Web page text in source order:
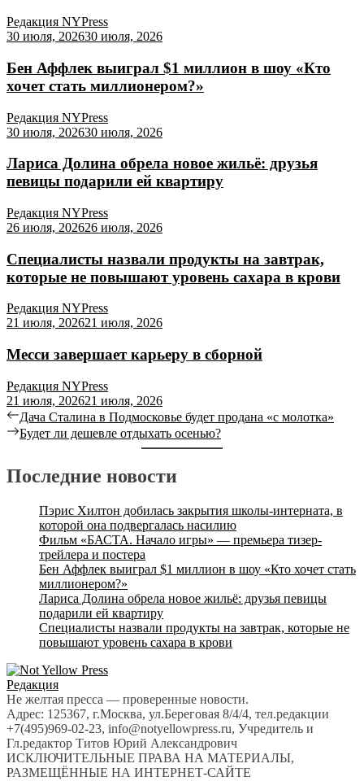
Редакция NYPress
30 июля, 202630 июля, 2026
Бен Аффлек выиграл $1 миллион в шоу «Кто
хочет стать миллионером?»
Редакция NYPress
30 июля, 202630 июля, 2026
Лариса Долина обрела новое жильё: друзья
певицы подарили ей квартиру
Редакция NYPress
26 июля, 202626 июля, 2026
Специалисты назвали продукты на завтрак,
которые не повышают уровень сахара в крови
Редакция NYPress
21 июля, 202621 июля, 2026
Месси завершает карьеру в сборной
Редакция NYPress
21 июля, 202621 июля, 2026
Навигация
по
Previous
post:
Дача Сталина в Подмосковье будет продана «с молотка»
Next
Будет ли дешевле отдыхать осенью?
Последние новости
Пэрис Хилтон добилась закрытия школы-интерната, в
которой она подвергалась насилию
Фильм «БАСТА. Начало игры» — премьера тизер-
трейлера и постера
Бен Аффлек выиграл $1 миллион в шоу «Кто хочет стать
миллионером?»
Лариса Долина обрела новое жильё: друзья певицы
подарили ей квартиру
Специалисты назвали продукты на завтрак, которые не
повышают уровень сахара в крови
Редакция
Не желтая пресса — проверенные новости.
Адрес: 125367, г.Москва, ул.Береговая 8/4/4, тел.редакции
+7(495)969-02-23, info@notyellowpress.ru, Учредитель и
Гл.редактор Титов Юрий Александрович
ИСКЛЮЧИТЕЛЬНЫЕ ПРАВА НА МАТЕРИАЛЫ,
РАЗМЕЩЁННЫЕ НА ИНТЕРНЕТ-САЙТЕ